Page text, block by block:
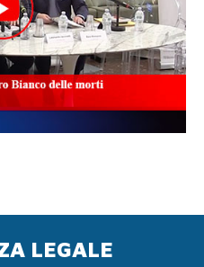
LEGALE